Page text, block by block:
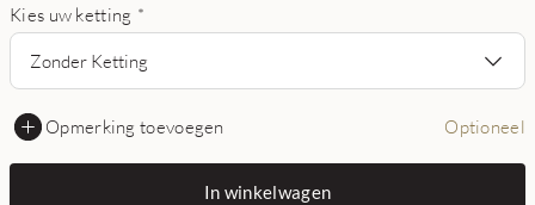
Kies uw ketting *
Zonder Ketting
Opmerking toevoegen Optioneel
In winkelwagen